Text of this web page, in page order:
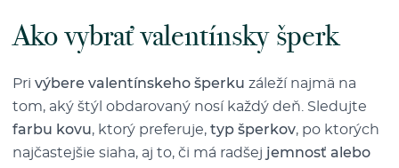
Ako vybrať valentínsky šperk
Pri výbere valentínskeho šperku záleží najmä na
tom, aký štýl obdarovaný nosí každý deň. Sledujte
farbu kovu, ktorý preferuje, typ šperkov, po ktorých
najčastejšie siaha, aj to, či má radšej jemnosť alebo